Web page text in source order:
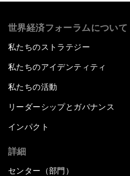
世界経済フォーラムについて
私たちのストラテジー
私たちのアイデンティティ
私たちの活動
リーダーシップとガバナンス
インパクト
詳細
センター（部門）